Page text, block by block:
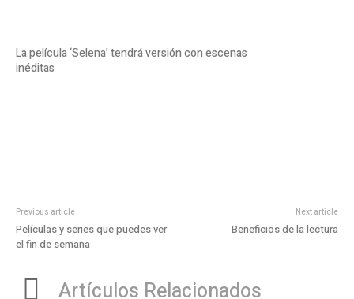
La película ‘Selena’ tendrá versión con escenas
inéditas
Previous article
Películas y series que puedes ver
el fin de semana
Next article
Beneficios de la lectura
Artículos Relacionados